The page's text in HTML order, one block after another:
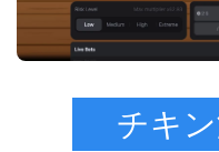
チキ